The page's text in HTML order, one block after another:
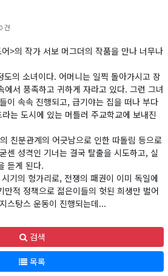
0 건
>의 작가 서보 머그더의 작품을 만나 너무나
의 소녀이다. 어머니는 일찍 돌아가시고 장
에서 풍족하고 귀하게 자라고 있다. 그런 그녀
이 속속 진행되고, 급기야는 집을 떠나 부다
는 도시에 있는 머틀러 주교학교에 보내진
친분관계의 어긋남으로 인한 따돌림 등으로
센 성격인 기너는 결국 탈출을 시도하고, 실
듣게 된다.
기의 헝가리로, 전쟁의 패권이 이미 독일에
만적 정책으로 젊은이들의 헛된 희생만 벌어
스탕스 운동이 진행되는데...
검색
목록